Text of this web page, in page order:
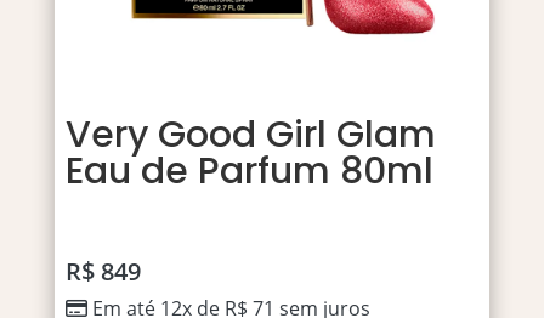
Very Good Girl Glam
Eau de Parfum 80ml
R$849
Em até 12x de R$ 71 sem juros